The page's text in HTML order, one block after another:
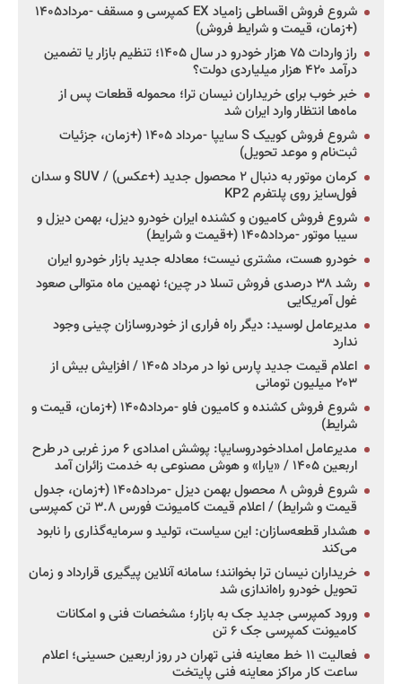
شروع فروش اقساطی زامیاد EX کمپرسی و مسقف -مرداد۱۴۰۵
(+زمان، قیمت و شرایط فروش)
راز واردات ۷۵ هزار خودرو در سال ۱۴۰۵؛ تنظیم بازار یا تضمین
درآمد ۴۲۰ هزار میلیاردی دولت؟
خبر خوب برای خریداران نیسان ترا؛ محموله قطعات پس از
ماه‌ها انتظار وارد ایران شد
شروع فروش کوییک S سایپا -مرداد ۱۴۰۵ (+زمان، جزئیات
ثبت‌نام و موعد تحویل)
کرمان موتور به دنبال ۲ محصول جدید (+عکس) / SUV و سدان
فول‌سایز روی پلتفرم KP2
شروع فروش کامیون و کشنده ایران خودرو دیزل، بهمن دیزل و
سیبا موتور -مرداد۱۴۰۵ (+قیمت و شرایط)
خودرو هست، مشتری نیست؛ معادله جدید بازار خودرو ایران
رشد ۳۸ درصدی فروش تسلا در چین؛ نهمین ماه متوالی صعود
غول آمریکایی
مدیرعامل لوسید: دیگر راه فراری از خودروسازان چینی وجود
ندارد
اعلام قیمت جدید پارس نوا در مرداد ۱۴۰۵ / افزایش بیش از
۲۰۳ میلیون تومانی
شروع فروش کشنده و کامیون فاو -مرداد۱۴۰۵ (+زمان، قیمت و
شرایط)
مدیرعامل امدادخودروسایپا: پوشش امدادی ۶ مرز غربی در طرح
اربعین ۱۴۰۵ / «یارا» و هوش مصنوعی به خدمت زائران آمد
شروع فروش ۸ محصول بهمن دیزل -مرداد۱۴۰۵ (+زمان، جدول
قیمت و شرایط) / اعلام قیمت کامیونت فورس ۳.۸ تن کمپرسی
هشدار قطعه‌سازان: این سیاست، تولید و سرمایه‌گذاری را نابود
می‌کند
خریداران نیسان ترا بخوانند؛ سامانه آنلاین پیگیری قرارداد و زمان
تحویل خودرو راه‌اندازی شد
ورود کمپرسی جدید جک به بازار؛ مشخصات فنی و امکانات
کامیونت کمپرسی جک ۶ تن
فعالیت ۱۱ خط معاینه فنی تهران در روز اربعین حسینی؛ اعلام
ساعت کار مراکز معاینه فنی پایتخت